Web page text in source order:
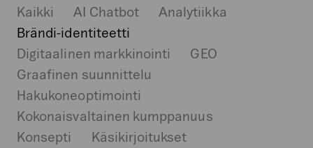
Kaikki AI Chatbot
Analytiikka
Brändi-identiteetti
Digitaalinen markkinointi
GEO
Graafinen suunnittelu
Hakukoneoptimointi
Kokonaisvaltainen kumppanuus
Konsepti
Käsikirjoitukset